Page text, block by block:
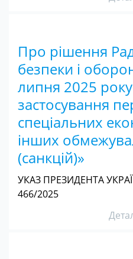
Про рішення
безпеки і
липня 2025
застосування
спеціальних
інших
(санкцій)»
УКАЗ ПРЕЗИДЕНТА
466/2025